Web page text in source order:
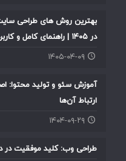
بهترین روش های طراحی
در ۱۴۰۵ | راهنمای کامل و کاربردی
۱۴۰۵-۰۴-۰۹
آموزش سئو و تولید محتوا:
ارتباط آن‌ها
۱۴۰۴-۰۹-۲۹
طراحی وب: کلید موفقیت در